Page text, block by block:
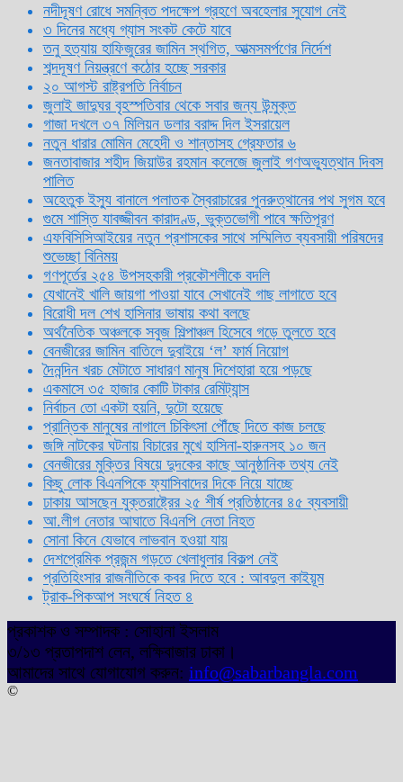
নদীদূষণ রোধে সমন্বিত পদক্ষেপ গ্রহণে অবহেলার সুযোগ নেই
৩ দিনের মধ্যে গ্যাস সংকট কেটে যাবে
তনু হত্যায় হাফিজুরের জামিন স্থগিত, আত্মসমর্পণের নির্দেশ
শব্দদূষণ নিয়ন্ত্রণে কঠোর হচ্ছে সরকার
২০ আগস্ট রাষ্ট্রপতি নির্বাচন
জুলাই জাদুঘর বৃহস্পতিবার থেকে সবার জন্য উন্মুক্ত
গাজা দখলে ৩৭ মিলিয়ন ডলার বরাদ্দ দিল ইসরায়েল
নতুন ধারার মোমিন মেহেদী ও শান্তাসহ গ্রেফতার ৬
জনতাবাজার শহীদ জিয়াউর রহমান কলেজে জুলাই গণঅভ্যুত্থান দিবস
পালিত
অহেতুক ইস্যু বানালে পলাতক স্বৈরাচারের পুনরুত্থানের পথ সুগম হবে
গুমে শাস্তি যাবজ্জীবন কারাদণ্ড, ভুক্তভোগী পাবে ক্ষতিপূরণ
এফবিসিসিআইয়ের নতুন প্রশাসকের সাথে সম্মিলিত ব্যবসায়ী পরিষদের
শুভেচ্ছা বিনিময়
গণপূর্তের ২৫৪ উপসহকারী প্রকৌশলীকে বদলি
যেখানেই খালি জায়গা পাওয়া যাবে সেখানেই গাছ লাগাতে হবে
বিরোধী দল শেখ হাসিনার ভাষায় কথা বলছে
অর্থনৈতিক অঞ্চলকে সবুজ শিল্পাঞ্চল হিসেবে গড়ে তুলতে হবে
বেনজীরের জামিন বাতিলে দুবাইয়ে ‌‘ল’ ফার্ম নিয়োগ
দৈনন্দিন খরচ মেটাতে সাধারণ মানুষ দিশেহারা হয়ে পড়ছে
একমাসে ৩৫ হাজার কোটি টাকার রেমিট্যান্স
নির্বাচন তো একটা হয়নি, দুটো হয়েছে
প্রান্তিক মানুষের নাগালে চিকিৎসা পৌঁছে দিতে কাজ চলছে
জঙ্গি নাটকের ঘটনায় বিচারের মুখে হাসিনা-হারুনসহ ১০ জন
বেনজীরের মুক্তির বিষয়ে দুদকের কাছে আনুষ্ঠানিক তথ্য নেই
কিছু লোক বিএনপিকে ফ্যাসিবাদের দিকে নিয়ে যাচ্ছে
ঢাকায় আসছেন যুক্তরাষ্ট্রের ২৫ শীর্ষ প্রতিষ্ঠানের ৪৫ ব্যবসায়ী
আ.লীগ নেতার আঘাতে বিএনপি নেতা নিহত
সোনা কিনে যেভাবে লাভবান হওয়া যায়
দেশপ্রেমিক প্রজন্ম গড়তে খেলাধুলার বিকল্প নেই
প্রতিহিংসার রাজনীতিকে কবর দিতে হবে : আবদুল কাইয়ূম
ট্রাক-পিকআপ সংঘর্ষে নিহত ৪
প্রকাশক ও সম্পাদক : সোহানা ইসলাম
৩/১৩ প্রতাপদাশ লেন, লক্ষিবাজার ঢাকা।
আমাদের সাথে যোগাযোগ করুন: info@sabarbangla.com
©